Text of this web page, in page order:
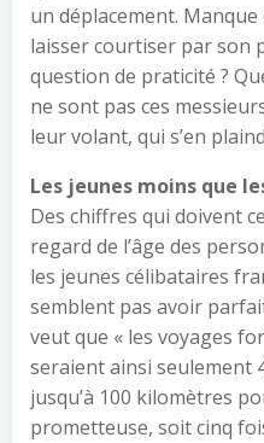
un déplacement.
laisser courtiser par son
question de praticité ?
ne sont pas ces
leur volant, qui s’en
Les jeunes moins que
Des chiffres qui doivent
regard de l’âge des
les jeunes célibataires
semblent pas avoir
veut que « les voyages
seraient ainsi seulement
jusqu’à 100 kilomètres
prometteuse, soit cinq